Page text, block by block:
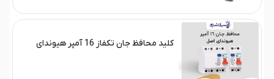
کلید محافظ جان تکفاز 16 آمپر هیوندای